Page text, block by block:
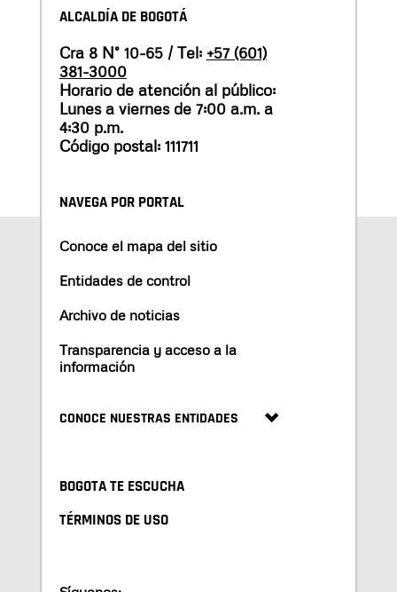
ALCALDÍA DE BOGOTÁ
Cra 8 N° 10-65 / Tel: +57 (601)
381-3000
Horario de atención al público:
Lunes a viernes de 7:00 a.m. a
4:30 p.m.
Código postal: 111711
NAVEGA POR PORTAL
Conoce el mapa del sitio
Entidades de control
Archivo de noticias
Transparencia y acceso a la
información
CONOCE NUESTRAS ENTIDADES
BOGOTA TE ESCUCHA
TÉRMINOS DE USO